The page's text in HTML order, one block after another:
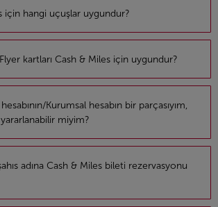
için hangi uçuşlar uygundur?
kartları Cash & Miles için uygundur?
Kurumsal hesabın bir parçasıyım,
miyim?
adına Cash & Miles bileti rezervasyonu